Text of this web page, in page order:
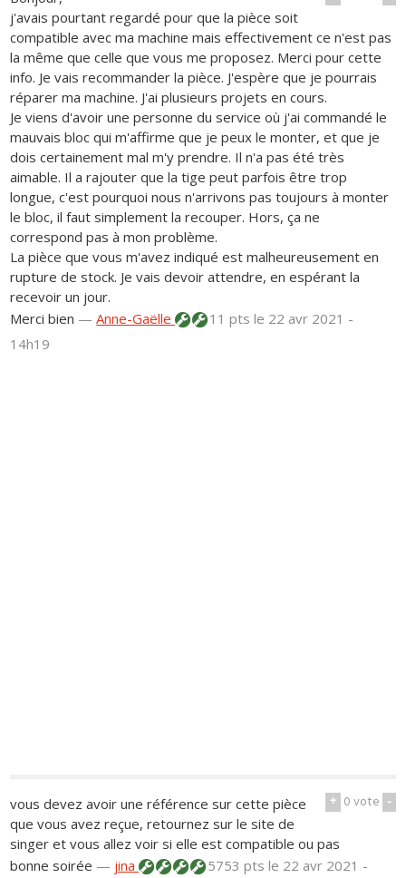
j'avais pourtant regardé pour que la pièce soit
compatible avec ma machine mais effectivement ce n'est pas
la même que celle que vous me proposez. Merci pour cette
info. Je vais recommander la pièce. J'espère que je pourrais
réparer ma machine. J'ai plusieurs projets en cours.
Je viens d'avoir une personne du service où j'ai commandé le
mauvais bloc qui m'affirme que je peux le monter, et que je
dois certainement mal m'y prendre. Il n'a pas été très
aimable. Il a rajouter que la tige peut parfois être trop
longue, c'est pourquoi nous n'arrivons pas toujours à monter
le bloc, il faut simplement la recouper. Hors, ça ne
correspond pas à mon problème.
La pièce que vous m'avez indiqué est malheureusement en
rupture de stock. Je vais devoir attendre, en espérant la
recevoir un jour.
Merci bien —Anne-Gaëlle 11 ptsle 22 avr 2021 -
14h19
+ 0vote -
vous devez avoir une référence sur cette pièce
que vous avez reçue, retournez sur le site de
singer et vous allez voir si elle est compatible ou pas
bonne soirée — jina 5753 ptsle 22 avr 2021 -